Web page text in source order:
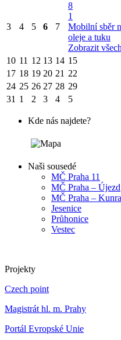
3 4 5 6 7
8
1
Mobilní sběr
oleje a tuku
Zobrazit
10 11 12 13 14 15
17 18 19 20 21 22
24 25 26 27 28 29
31 1 2 3 4 5
Kde nás najdete?
Naši sousedé
MČ Praha 11
MČ Praha – Újezd
MČ Praha –
Jesenice
Průhonice
Vestec
Projekty
Czech point
Magistrát hl. m. Prahy
Portál Evropské Unie